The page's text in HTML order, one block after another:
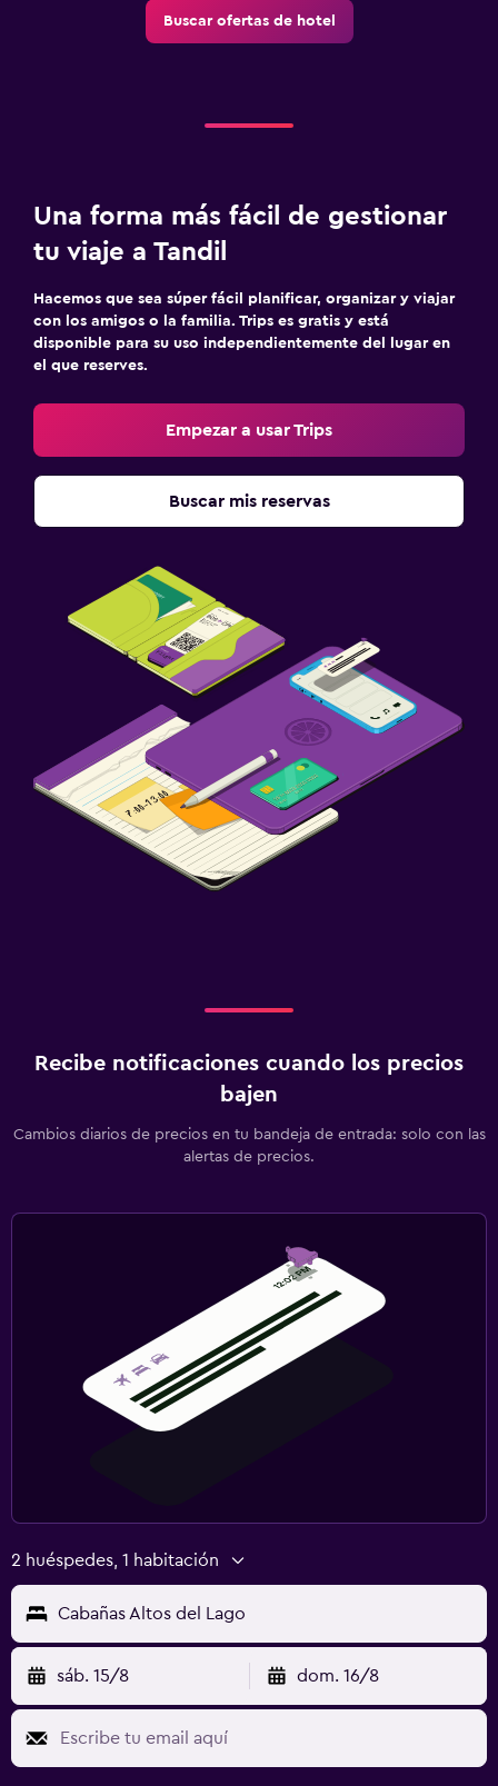
TV de pantalla plana
Consola de videojuegos
Radio
Habitación
Cama plegable
Enchufe cerca de la cama
Sofá cama
Armario o clóset
Servicio de entrega de comida
Almuerzos para llevar
La comida se puede entregar en el alojamiento
Desayuno en la habitación
Mesa de comedor
Estacionamiento y transporte
Plancha y tabla de planchar
Uso de equipo informático disponible
Fax/fotocopiadora
Salud y seguridad
Piscina y spa
Bañera de hidromasaje
Masajes
Ideal para familias
Cuna/cama nido disponibles
Buscar ofertas de hotel
Una forma más fácil de gestionar
tu viaje a Tandil
Hacemos que sea súper fácil planificar, organizar y viajar
con los amigos o la familia. Trips es gratis y está
disponible para su uso independientemente del lugar en
el que reserves.
Empezar a usar Trips
Buscar mis reservas
Recibe notificaciones cuando los precios
bajen
Cambios diarios de precios en tu bandeja de entrada: solo con las
alertas de precios.
2 huéspedes, 1 habitación
Cabañas Altos del Lago
sáb. 15/8 dom. 16/8